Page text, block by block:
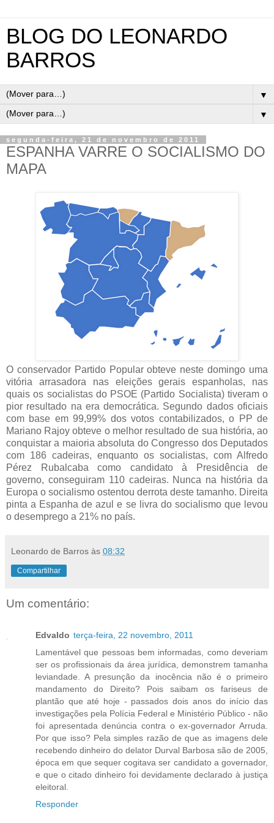
BLOG DO LEONARDO
BARROS
▼
▼
segunda-feira, 21 de novembro de 2011
ESPANHA VARRE O SOCIALISMO DO
MAPA
O conservador Partido Popular obteve neste domingo uma
vitória arrasadora nas eleições gerais espanholas, nas
quais os socialistas do PSOE (Partido Socialista) tiveram o
pior resultado na era democrática. Segundo dados oficiais
com base em 99,99% dos votos contabilizados, o PP de
Mariano Rajoy obteve o melhor resultado de sua história, ao
conquistar a maioria absoluta do Congresso dos Deputados
com 186 cadeiras, enquanto os socialistas, com Alfredo
Pérez Rubalcaba como candidato à Presidência de
governo, conseguiram 110 cadeiras. Nunca na história da
Europa o socialismo ostentou derrota deste tamanho. Direita
pinta a Espanha de azul e se livra do socialismo que levou
o desemprego a 21% no país.
Leonardo de Barros às 08:32
Compartilhar
Um comentário:
Edvaldo terça-feira, 22 novembro, 2011
Lamentável que pessoas bem informadas, como deveriam
ser os profissionais da área jurídica, demonstrem tamanha
leviandade. A presunção da inocência não é o primeiro
mandamento do Direito? Pois saibam os fariseus de
plantão que até hoje - passados dois anos do início das
investigações pela Polícia Federal e Ministério Público - não
foi apresentada denúncia contra o ex-governador Arruda.
Por que isso? Pela simples razão de que as imagens dele
recebendo dinheiro do delator Durval Barbosa são de 2005,
época em que sequer cogitava ser candidato a governador,
e que o citado dinheiro foi devidamente declarado à justiça
eleitoral.
Responder